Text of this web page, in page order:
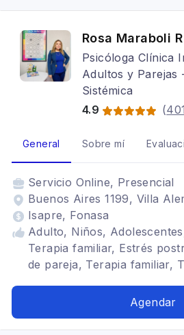
Rosa Maraboli R
Psicóloga Clínica
Adultos y Parejas
Sistémica
4.9
(401
General Sobre mí
Servicio Online, Presencial
Buenos Aires 1199, Villa
Isapre, Fonasa
Adulto, Niños,
Terapia familiar, Estrés
de pareja, Terapia familiar,
Estrés postraumático,Agendar